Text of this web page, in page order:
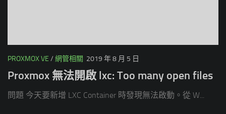
PROXMOX VE / 網管相關 2019 年 8 月 5 日
Proxmox 無法開啟 lxc: Too many open files
問題 今天要新增 LXC Container 時發現無法啟動。從 W...